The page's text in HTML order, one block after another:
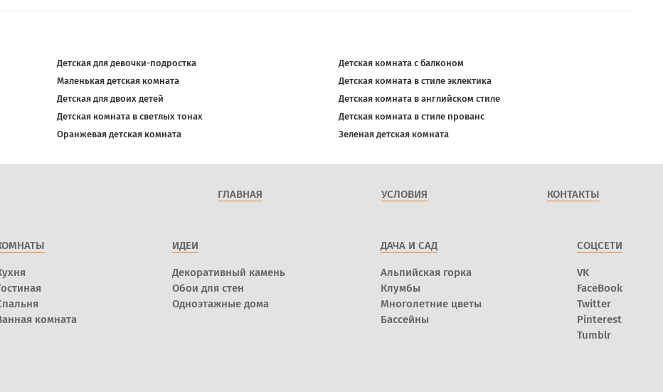
Детская для девочки-подростка
Детская комната с балконом
Маленькая детская комната
Детская комната в стиле эклектика
Детская для двоих детей
Детская комната в английском стиле
Детская комната в светлых тонах
Детская комната в стиле прованс
Оранжевая детская комната Зеленая детская комната
ГЛАВНАЯ УСЛОВИЯ КОНТАКТЫ
комната
ИДЕИ
Декоративный камень
Обои для стен
Одноэтажные дома
ДАЧА И САД
Альпийская горка
Клумбы
Многолетние цветы
Бассейны
СОЦСЕТИ
VK
FaceBook
Twitter
Pinterest
Tumblr